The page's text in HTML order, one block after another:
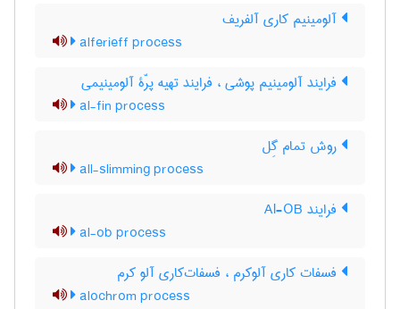
آلومینیم کاری آلفریف
alferieff process
فرایند آلومینیم پوشی ، فرایند تهیه پرّۀ آلومینیمی
al-fin process
روش تمام گِل
all-slimming process
فرایند Al-OB
al-ob process
فسفات کاری آلوکرم ، فسفات‌کاری آلو کرم
alochrom process